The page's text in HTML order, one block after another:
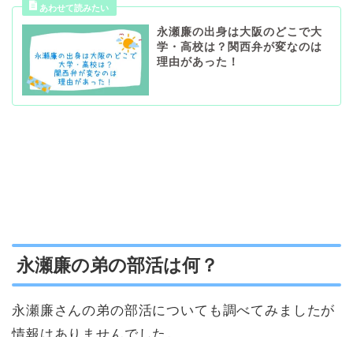
永瀬廉の出身は大阪のどこで大
学・高校は？関西弁が変なのは
理由があった！
永瀬廉の弟の部活は何？
永瀬廉さんの弟の部活についても調べてみましたが